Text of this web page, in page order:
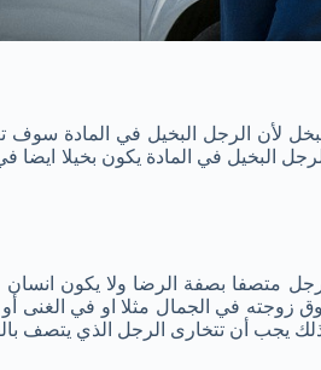
لأن الرجل البخيل في المادة سوف
البخيل في المادة يكون بخيلا
متصفا بصفة الرضا ولا يكون
زوجته في الجمال مثلا او في الغنى
يجب أن تتخارى الرجل الذي يتصف